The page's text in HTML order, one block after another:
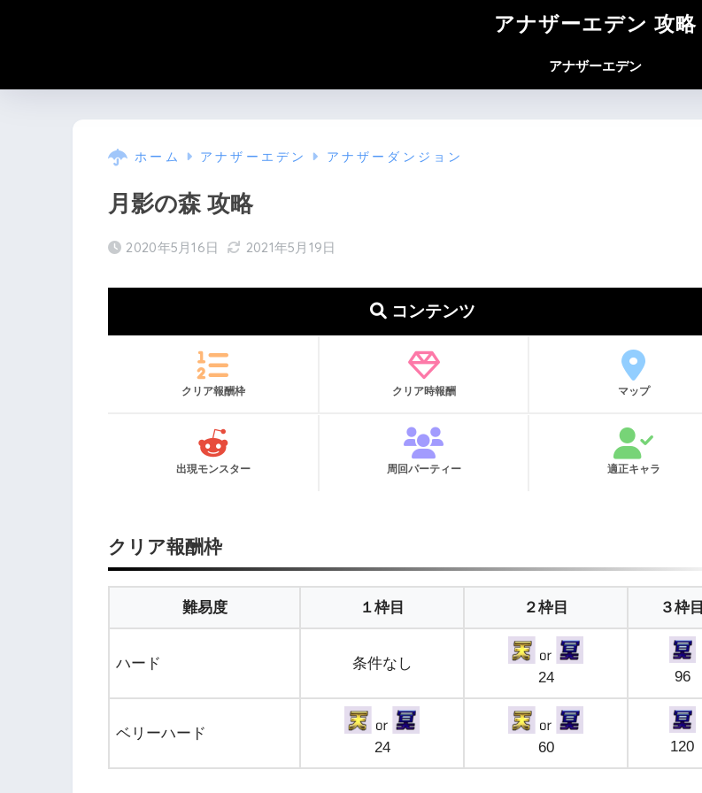
アナザーエデン 攻略
アナザーエデン
ホーム アナザーエデン アナザーダンジョン
月影の森 攻略
2020年5月16日 2021年5月19日
コンテンツ
クリア報酬枠 クリア時報酬 マップ
出現モンスター 周回パーティー 適正キャラ
クリア報酬枠
難易度 １枠目 ２枠目 ３枠目
ハード
条件なし
24
96
ベリーハード
24
60 120